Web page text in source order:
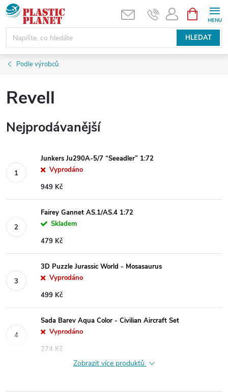
Přejít
na
obsah
HLEDAT
NÁKUPNÍ
KOŠÍK
Podle výrobců
Revell
Nejprodávanější
Junkers Ju290A-5/7 “Seeadler” 1:72
Vyprodáno
949 Kč
Fairey Gannet AS.1/AS.4 1:72
Skladem
479 Kč
3D Puzzle Jurassic World - Mosasaurus
Vyprodáno
499 Kč
Sada Barev Aqua Color - Civilian Aircraft Set
Vyprodáno
274 Kč
Zobrazit více produktů